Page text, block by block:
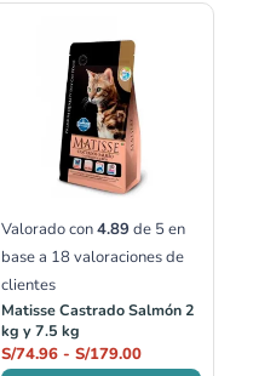
Valorado con4.89 de 5 en
base a 18valoraciones de
clientes
Matisse Castrado Salmón 2
kg y 7.5 kg
S/74.96 - S/179.00
S/179.00